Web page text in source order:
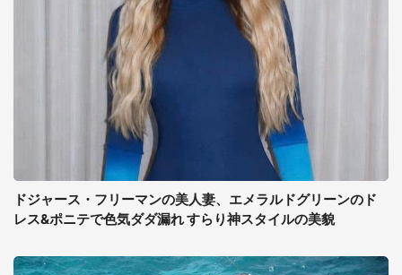
ドジャース・フリーマンの美人妻、エメラルドグリーンのド
レス&ポニテで色気ダダ漏れ すらり神スタイルの美貌